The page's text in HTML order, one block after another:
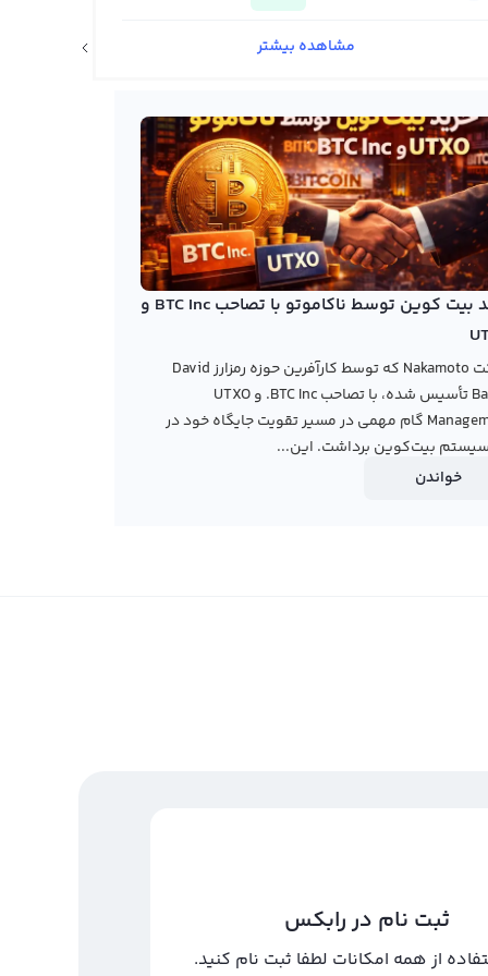
خرید بیت کوین توسط ناکاموتو با تصاحب BTC Inc و
شرکت Nakamoto که توسط کارآفرین حوزه رمزارز David
Bailey تأسیس شده، با تصاحب BTC Inc. و UTXO
Management گام مهمی در مسیر تقویت جایگاه خود در
بیت‌کوین برداشت. این...
خواندن
ثبت نام در رابکس
از همه امکانات لطفا ثبت نام کنید.
مشاهده بیشتر